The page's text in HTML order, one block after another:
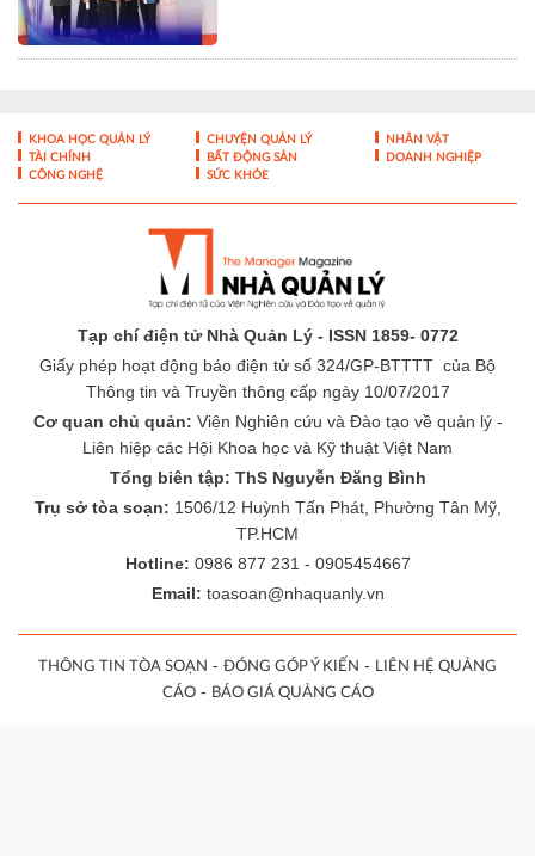
KHOA HỌC QUẢN LÝ CHUYỆN QUẢN LÝ
NHÂN VẬT
TÀI CHÍNH
BẤT ĐỘNG SẢN
DOANH NGHIỆP
CÔNG NGHỆ
SỨC KHỎE
Tạp chí điện tử Nhà Quản Lý - ISSN 1859- 0772
Giấy phép hoạt động báo điện tử số 324/GP-BTTTT của Bộ
Thông tin và Truyền thông cấp ngày 10/07/2017
Cơ quan chủ quản: Viện Nghiên cứu và Đào tạo về quản lý -
Liên hiệp các Hội Khoa học và Kỹ thuật Việt Nam
Tổng biên tập: ThS Nguyễn Đăng Bình
Trụ sở tòa soạn: 1506/12 Huỳnh Tấn Phát, Phường Tân Mỹ,
TP.HCM
Hotline: 0986 877 231 - 0905454667
Email: toasoan@nhaquanly.vn
THÔNG TIN TÒA SOẠN - ĐÓNG GÓP Ý KIẾN - LIÊN HỆ QUẢNG
CÁO- BÁO GIÁ QUẢNG CÁO